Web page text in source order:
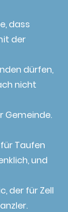
dass
der
dürfen,
nicht
Gemeinde.
Taufen
und
der für Zell